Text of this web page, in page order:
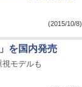
(2015/10/8)
を国内発売
モデルも